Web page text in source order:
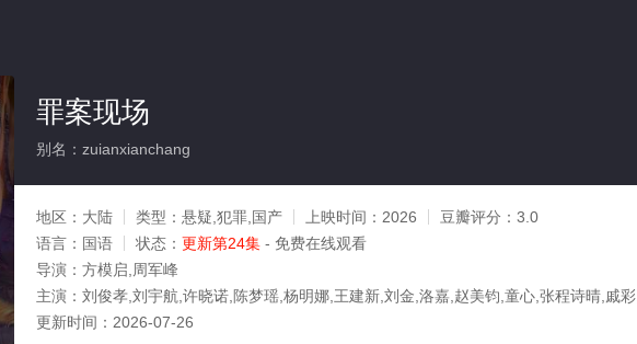
罪案现场
别名：zuianxianchang
地区： 大陆 类型： 悬疑,犯罪,国产 上映时间： 2026 豆瓣评分： 3.0
语言： 国语 状态： 更新第24集 - 免费在线观看
导演： 方模启,周军峰
主演： 刘俊孝,刘宇航,许晓诺,陈梦瑶,杨明娜,王建新,刘金,洛嘉,赵美钧,童心,张程诗晴,戚彩,
更新时间： 2026-07-26